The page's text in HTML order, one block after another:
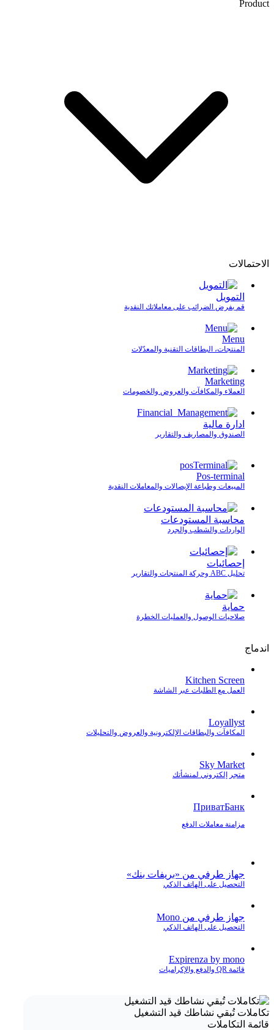
Product
الاحتمالات
التمويل
قم بفرض الضرائب على معاملاتك النقدية
Menu
المنتجات، البطاقات التقنية والمعدّلات
Marketing
العملاء والمكافآت والعروض والخصومات
ادارة مالية
الصندوق والمصاريف والتقارير
Pos-terminal
المبيعات وطباعة الإيصالات والمعاملات النقدية
محاسبة المستودعات
الواردات والشطب والجرد
إحصائيات
تحليل ABC وحركة المنتجات والتقارير
حماية
صلاحيات الوصول والعمليات الخطرة
اندماج
Kitchen Screen
العمل مع الطلبات عبر الشاشة
Loyallyst
المكافآت والبطاقات الإلكترونية والعروض والتحليلات
Sky Market
متجر إلكتروني لمنشأتك
ПриватБанк
مزامنة معاملات الدفع
جهاز طرفي من «بريفات بنك»
التحصيل على الهاتف الذكي
جهاز طرفي من Mono
التحصيل على الهاتف الذكي
Expirenza by mono
قائمة QR والدفع والإكراميات
تكاملات تُبقي نشاطك قيد التشغيل
قائمة التكاملات